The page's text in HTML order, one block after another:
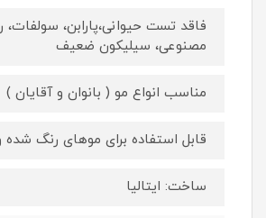
فاقد تست حیوانی،پارابن، سولفات،
مصنوعی، سیلیکون ضعیف
مناسب انواع مو ( بانوان و آقایان )
قابل استفاده برای موهای رنگ شده
ساخت: ایتالیا